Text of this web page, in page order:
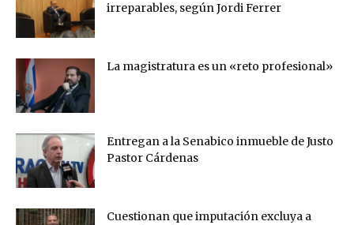
irreparables, según Jordi Ferrer
La magistratura es un «reto profesional»
Entregan a la Senabico inmueble de Justo
Pastor Cárdenas
Cuestionan que imputación excluya a